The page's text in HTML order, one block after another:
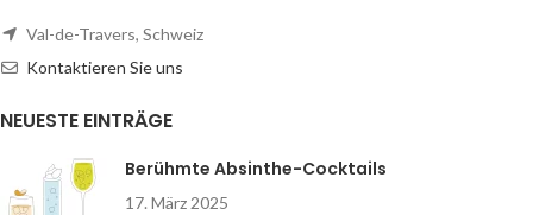
Val-de-Travers, Schweiz
Kontaktieren Sie uns
NEUESTE EINTRÄGE
Berühmte Absinthe-Cocktails
17. März 2025